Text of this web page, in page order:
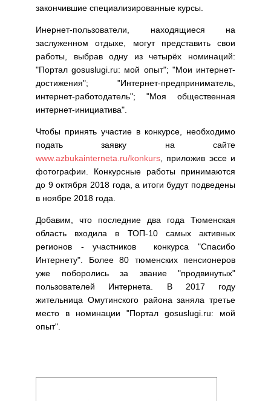
закончившие специализированные курсы.
Инернет-пользователи, находящиеся на
заслуженном отдыхе, могут представить свои
работы, выбрав одну из четырёх номинаций:
"Портал gosuslugi.ru: мой опыт"; "Мои интернет-
достижения"; "Интернет-предприниматель,
интернет-работодатель"; "Моя общественная
интернет-инициатива".
Чтобы принять участие в конкурсе, необходимо
подать заявку на сайте
www.azbukainterneta.ru/konkurs , приложив эссе и
фотографии. Конкурсные работы принимаются
до 9 октября 2018 года, а итоги будут подведены
в ноябре 2018 года.
Добавим, что последние два года Тюменская
область входила в ТОП-10 самых активных
регионов - участников конкурса "Спасибо
Интернету". Более 80 тюменских пенсионеров
уже поборолись за звание "продвинутых"
пользователей Интернета. В 2017 году
жительница Омутинского района заняла третье
место в номинации "Портал gosuslugi.ru: мой
опыт".